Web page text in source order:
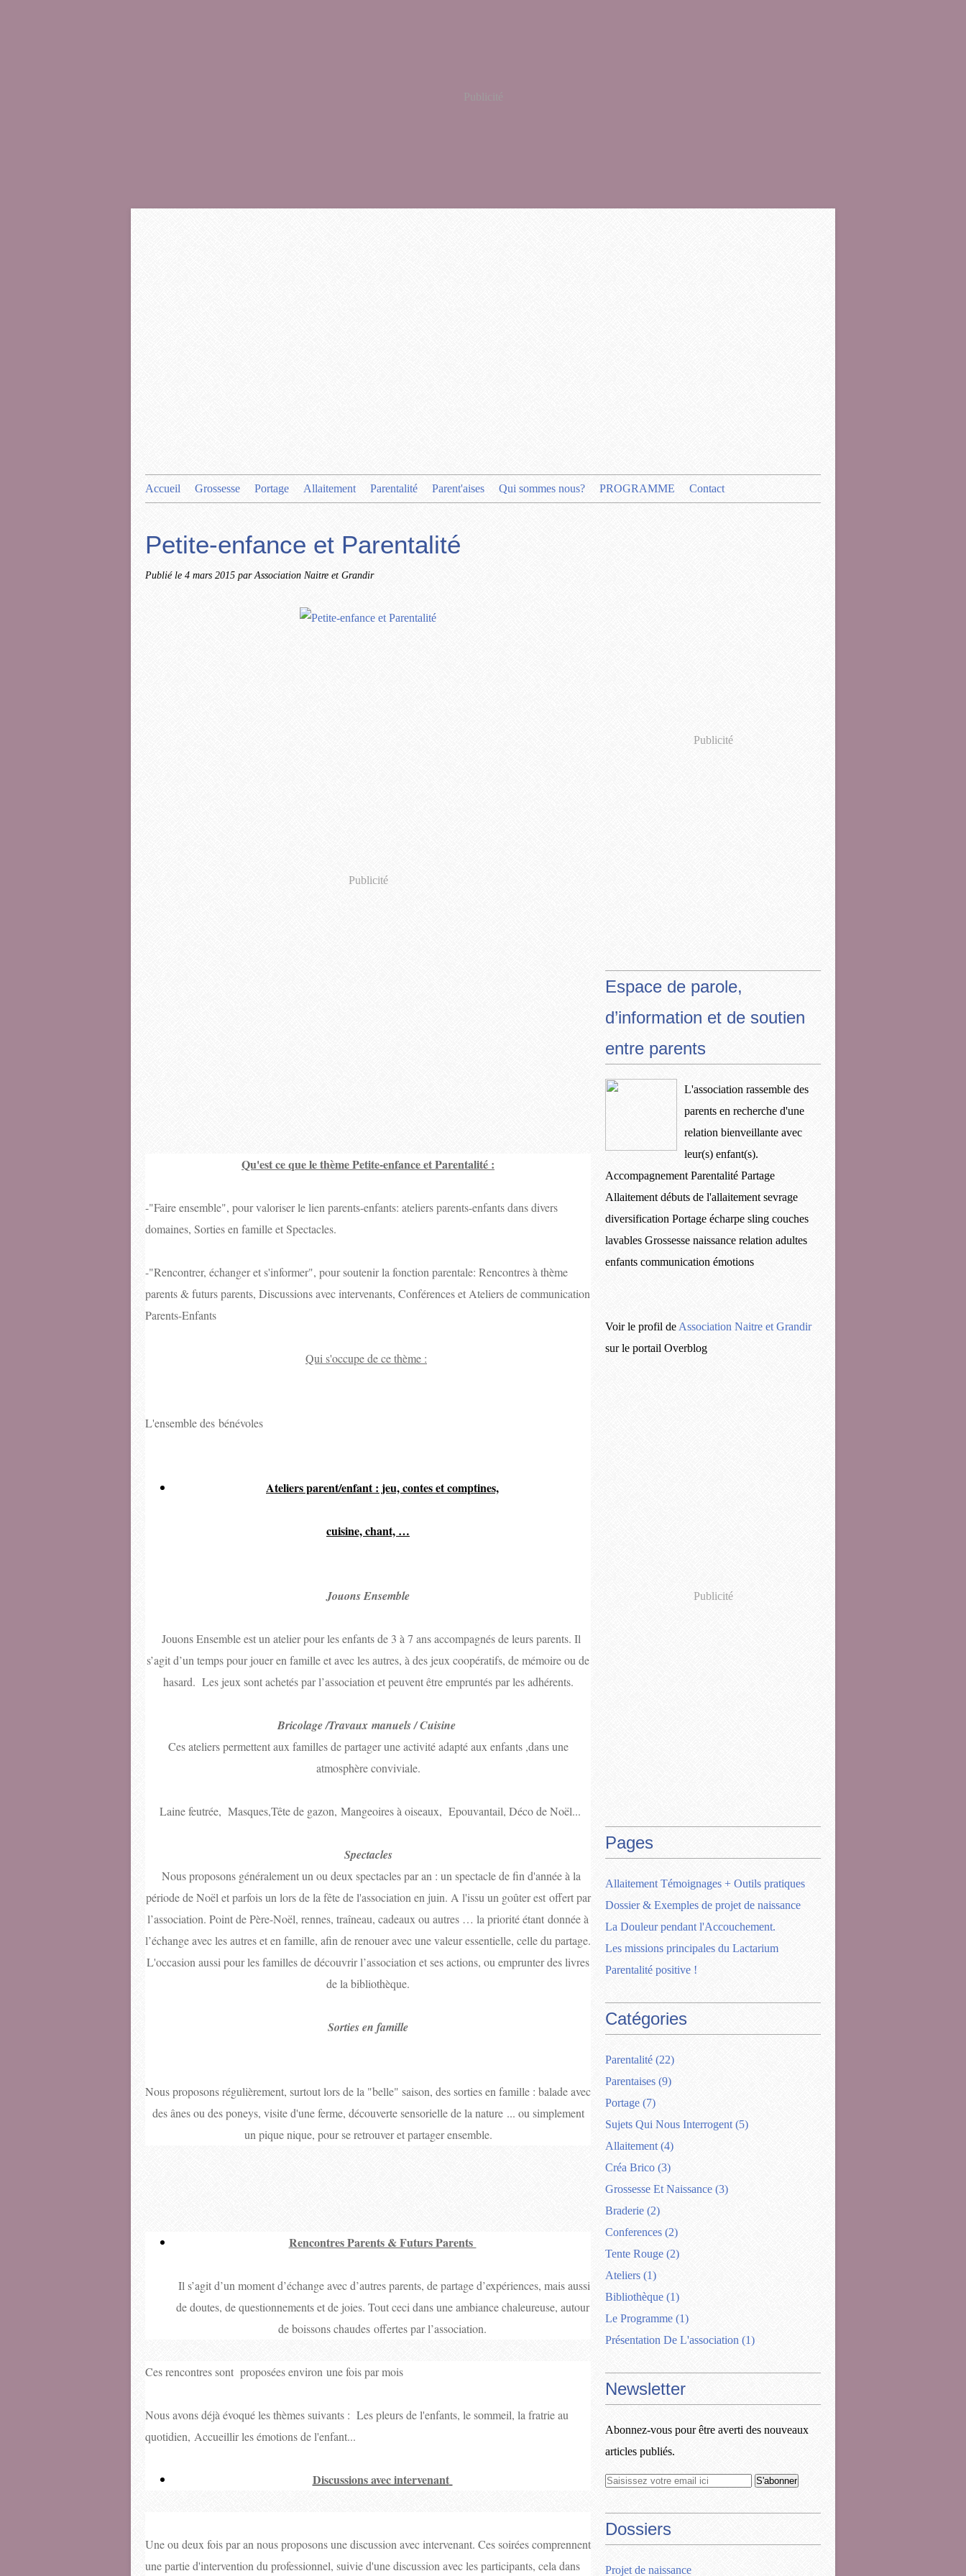
Publicité
Accueil Grossesse Portage Allaitement Parentalité Parent'aises Qui sommes nous? PROGRAMME Contact
Petite-enfance et Parentalité
Publié le 4 mars 2015 par Association Naitre et Grandir
Publicité
Qu'est ce que le thème Petite-enfance et Parentalité :
-"Faire ensemble", pour valoriser le lien parents-enfants: ateliers parents-enfants dans divers
domaines, Sorties en famille et Spectacles.
-"Rencontrer, échanger et s'informer", pour soutenir la fonction parentale: Rencontres à thème
parents & futurs parents, Discussions avec intervenants, Conférences et Ateliers de communication
Parents-Enfants
Qui s'occupe de ce thème :
L'ensemble des bénévoles
Ateliers parent/enfant : jeu, contes et comptines,
cuisine, chant, …
Jouons Ensemble
Jouons Ensemble est un atelier pour les enfants de 3 à 7 ans accompagnés de leurs parents. Il
s’agit d’un temps pour jouer en famille et avec les autres, à des jeux coopératifs, de mémoire ou de
hasard. Les jeux sont achetés par l’association et peuvent être empruntés par les adhérents.
Bricolage /Travaux manuels / Cuisine
Ces atelierspermettent aux familles de partager une activité adapté aux enfants ,dans une
atmosphère conviviale.
Laine feutrée, Masques,Tête de gazon, Mangeoires à oiseaux, Epouvantail, Déco de Noël...
Spectacles
Nous proposons généralement un ou deux spectacles par an : un spectacle de fin d'année à la
période de Noël et parfois un lors de la fête de l'association en juin. A l'issu un goûter est offert par
l’association. Point de Père-Noël, rennes, traîneau, cadeaux ou autres … la priorité étant donnée à
l’échange avec les autres et en famille, afin de renouer avec une valeur essentielle, celle du partage.
L'occasion aussi pour les familles de découvrir l’association et ses actions, ou emprunter des livres
de la bibliothèque.
Sorties en famille
Nous proposons régulièrement, surtout lors de la "belle" saison, des sorties en famille : balade avec
des ânes ou des poneys, visite d'une ferme, découverte sensorielle de la nature ... ou simplement
un pique nique, pour se retrouver et partager ensemble.
Rencontres Parents & Futurs Parents
Il s’agit d’un moment d’échange avec d’autres parents, de partage d’expériences, mais aussi
de doutes, de questionnements et de joies. Tout ceci dans une ambiance chaleureuse, autour
de boissons chaudes offertes par l’association.
Ces rencontres sont proposées environ une fois par mois
Nous avons déjà évoqué les thèmes suivants : Les pleurs de l'enfants, le sommeil, la fratrie au
quotidien, Accueillir les émotions de l'enfant...
Discussions avec intervenant
Une ou deux fois par an nous proposons une discussion avec intervenant. Ces soirées comprennent
une partie d'intervention du professionnel, suivie d'une discussion avec les participants, cela dans
Publicité
Espace de parole,
d’information et de soutien
entre parents
L'association rassemble des
parents en recherche d'une
relation bienveillante avec
leur(s) enfant(s).
Accompagnement Parentalité Partage
Allaitement débuts de l'allaitement sevrage
diversification Portage écharpe sling couches
lavables Grossesse naissance relation adultes
enfants communication émotions
Voir le profil de Association Naitre et Grandir
sur le portail Overblog
Publicité
Pages
Allaitement Témoignages + Outils pratiques
Dossier & Exemples de projet de naissance
La Douleur pendant l'Accouchement.
Les missions principales du Lactarium
Parentalité positive !
Catégories
Parentalité (22)
Parentaises (9)
Portage (7)
Sujets Qui Nous Interrogent (5)
Allaitement (4)
Créa Brico (3)
Grossesse Et Naissance (3)
Braderie (2)
Conferences (2)
Tente Rouge (2)
Ateliers (1)
Bibliothèque (1)
Le Programme (1)
Présentation De L'association (1)
Newsletter
Abonnez-vous pour être averti des nouveaux
articles publiés.
Dossiers
Projet de naissance